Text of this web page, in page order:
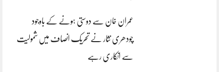
عمران خان سے دوستی ہونے کے باوجود
چودھری نثار نے تحریک انصاف میں شمولیت
سے انکاری رہے